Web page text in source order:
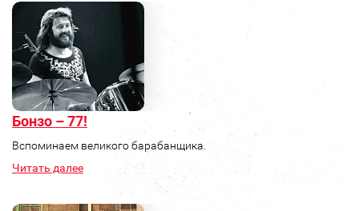
Бонзо – 77!
Вспоминаем великого барабанщика.
Читать далее